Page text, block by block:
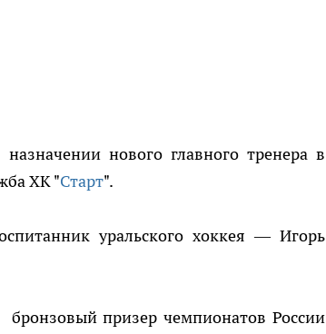
нового главного тренера в
ХК "Старт".
уральского хоккея — Игорь
призер чемпионатов России